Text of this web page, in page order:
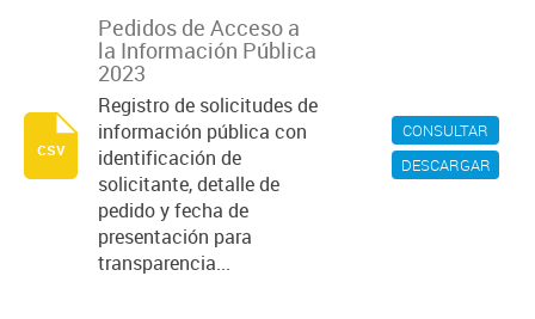
CONSULTAR
DESCARGAR
Pedidos de Acceso a
la Información Pública
2023
Registro de solicitudes de
información pública con
identificación de
solicitante, detalle de
pedido y fecha de
presentación para
transparencia...
csv